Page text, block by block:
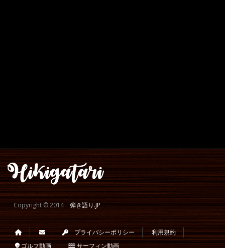
Copyright © 2014 弾き語り.JP
プライバシーポリシー
利用規約
ゴルフ動画
サーフィン動画